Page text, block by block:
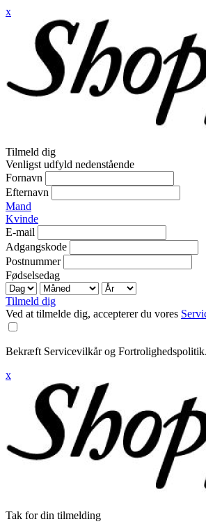
x
Tilmeld dig
Venligst udfyld nedenstående
Fornavn
Efternavn
Mand
Kvinde
E-mail
Adgangskode
Postnummer
Fødselsedag
Tilmeld dig
Ved at tilmelde dig, accepterer du vores
Bekræft Servicevilkår og Fortrolighedspolitik.
x
Tak for din tilmelding